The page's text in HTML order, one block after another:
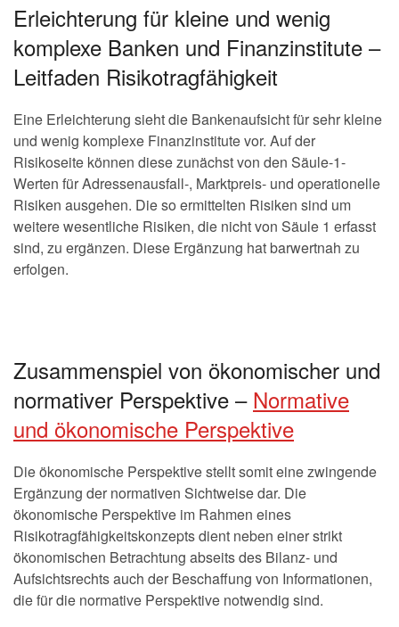
Erleichterung für kleine und wenig
komplexe Banken und Finanzinstitute –
Leitfaden Risikotragfähigkeit
Eine Erleichterung sieht die Bankenaufsicht für sehr kleine
und wenig komplexe Finanzinstitute vor. Auf der
Risikoseite können diese zunächst von den Säule-1-
Werten für Adressenausfall-, Marktpreis- und operationelle
Risiken ausgehen. Die so ermittelten Risiken sind um
weitere wesentliche Risiken, die nicht von Säule 1 erfasst
sind, zu ergänzen. Diese Ergänzung hat barwertnah zu
erfolgen.
Zusammenspiel von ökonomischer und
normativer Perspektive – Normative
und ökonomische Perspektive
Die ökonomische Perspektive stellt somit eine zwingende
Ergänzung der normativen Sichtweise dar. Die
ökonomische Perspektive im Rahmen eines
Risikotragfähigkeitskonzepts dient neben einer strikt
ökonomischen Betrachtung abseits des Bilanz- und
Aufsichtsrechts auch der Beschaffung von Informationen,
die für die normative Perspektive notwendig sind.